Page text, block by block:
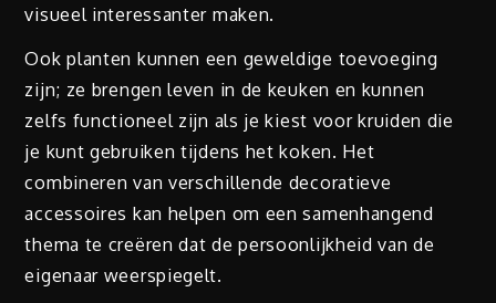
visueel interessanter maken.
Ook planten kunnen een geweldige toevoeging
zijn; ze brengen leven in de keuken en kunnen
zelfs functioneel zijn als je kiest voor kruiden die
je kunt gebruiken tijdens het koken. Het
combineren van verschillende decoratieve
accessoires kan helpen om een samenhangend
thema te creëren dat de persoonlijkheid van de
eigenaar weerspiegelt.